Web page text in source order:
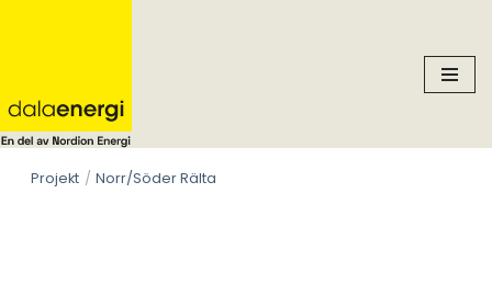
content
Projekt Norr/Söder Rälta